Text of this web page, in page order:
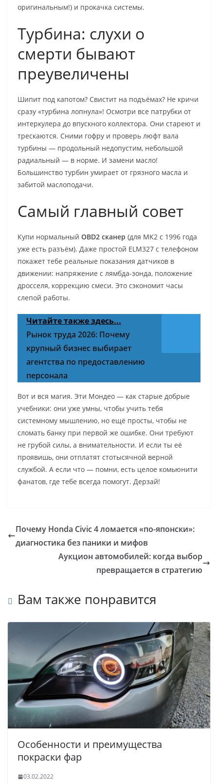
оригинальным!) и прокачка системы.
Турбина: слухи о
смерти бывают
преувеличены
Шипит под капотом? Свистит на подъёмах? Не кричи
сразу «турбина лопнула»! Осмотри все патрубки от
интеркулера до впускного коллектора. Они стареют и
трескаются. Сними гофру и проверь люфт вала
турбины — продольный недопустим, небольшой
радиальный — в норме. И замени масло!
Большинство турбин умирает от грязного масла и
забитой маслоподачи.
Самый главный совет
Купи нормальный OBD2 сканер (для MK2 с 1996 года
уже есть разъём). Даже простой ELM327 с телефоном
покажет тебе реальные показания датчиков в
движении: напряжение с лямбда-зонда, положение
дросселя, коррекцию смеси. Это сэкономит часы
слепой работы.
Читайте также здесь...
Рынок труда 2026: Почему
крупный бизнес выбирает
агентства по предоставлению
персонала
Вот и вся магия. Эти Мондео — как старые добрые
учебники: они уже умны, чтобы учить тебя
системному мышлению, но ещё просты, чтобы не
сломать банку при первой же ошибке. Они требуют
не грубой силы, а внимательности. И если ты её
проявишь, они отплатят стотысячной верной
службой. А если что — помни, есть целое комьюнити
фанатов, где тебе всегда помогут. Дерзай!
Почему Honda Civic 4 ломается «по-японски»:
диагностика без паники и мифов
Аукцион автомобилей: когда выбор
превращается в стратегию
Вам также понравится
Особенности и преимущества
покраски фар
03.02.2022